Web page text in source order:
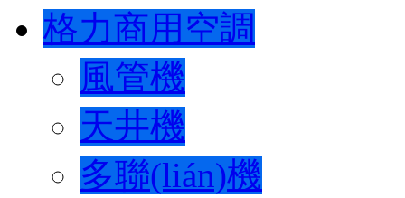
格力商用空調
風管機
天井機
多聯(lián)機